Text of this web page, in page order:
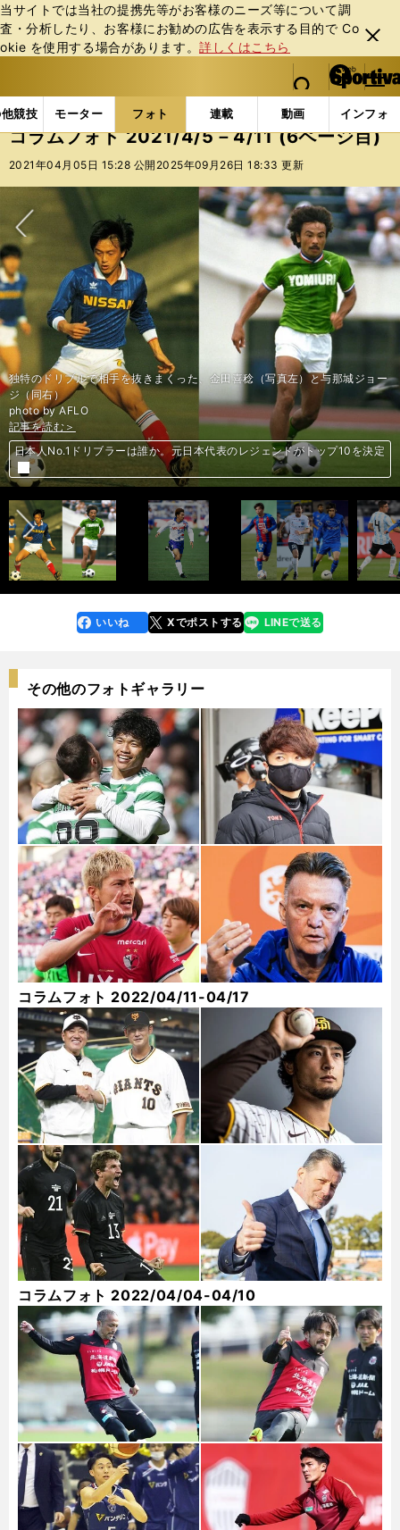
当サイトでは当社の提携先等がお客様のニーズ等について調
査・分析したり、お客様にお勧めの広告を表⽰する⽬的で Co
okie を使⽤する場合があります。詳しくはこちら
閉じ
る
web Sportiva (webスポルティーバ)
検索
マイペ
ー
ジ
メニュ
競技 モーター フォト 連載 動画 インフォ
b
ス
ポ
ル
ー
バ
フォトギャラリー コラムフォト コラムフォト
コラムフォト 2021/4/5－4/11 (6ページ目)
2021年04月05日 15:28 公開 2025年09月26日 18:33 更新
次へ
記事を読む＞
「奇跡のヒロイン」ソダシ。白毛馬初のクラシック制覇の可能性は？
記事を読む＞
２強を脅かす馬はいるか？ 桜花賞の行方が見える「３歳牝馬ランキン
グ」
記事を読む＞
安藤勝己の「３歳牝馬番付」。激戦のクラシックは「２強」で絶対か？
記事を読む＞
スペインの名指導者が田中碧を絶賛。「３人に囲まれてもパスを出せる」
記事を読む＞
桜花賞は好配当のチャンス。穴党記者は２強と未対戦の実績馬２頭を推す
独特のドリブルで相手を抜きまくった、金田喜稔（写真左）と与那城ジョー
ジ（同右）
photo by AFLO
記事を読む＞
日本人No.1ドリブラーは誰か。元日本代表のレジェンドがトップ10を決定
記事を読む＞
日本人No.1ドリブラーは誰か。元日本代表のレジェンドがトップ10を決定
記事を読む＞
日本人No.1ドリブラーは誰か。元日本代表のレジェンドがトップ10を決定
記事を読む＞
スペインの名伯楽がＵ－24代表16人を個別評価。「可能性を感じたの
は…」
前へ
faceboo
k
いいね Xでポストする
line LINEで送る
その他のフォトギャラリー
コラムフォト 2022/04/11-04/17
コラムフォト 2022/04/04-04/10